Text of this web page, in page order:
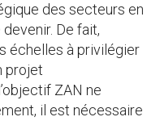
des secteurs en
De fait,
échelles à privilégier
projet
ZAN ne
il est nécessaire